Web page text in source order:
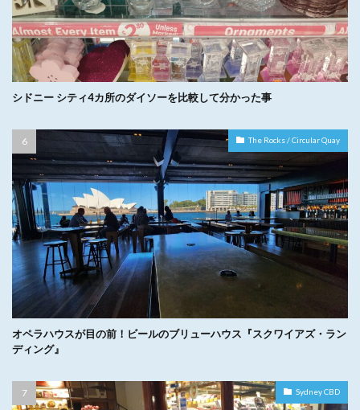
シドニー シティ4カ所のダイソーを比較して分かった事
The Rocks / Circular Quay
オペラハウスが目の前！ビールのブリューハウス『スクワイアズ・ラン
ディング』
Sydney CBD